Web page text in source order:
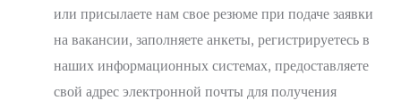
или присылаете нам свое резюме при подаче заявки
на вакансии, заполняете анкеты, регистрируетесь в
наших информационных системах, предоставляете
свой адрес электронной почты для получения